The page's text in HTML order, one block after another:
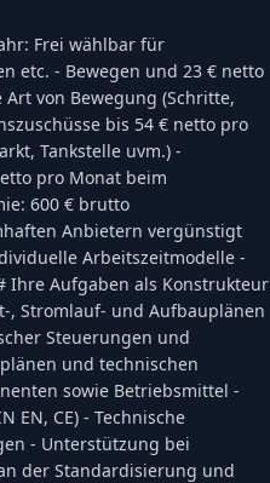
Frei wählbar für
etc. - Bewegen und 23 € netto
von Bewegung (Schritte,
bis 54 € netto pro
Tankstelle uvm.) -
pro Monat beim
600 € brutto
Anbietern vergünstigt
Arbeitszeitmodelle -
Ihre Aufgaben als Konstrukteur
, Stromlauf- und Aufbauplänen
Steuerungen und
und technischen
sowie Betriebsmittel -
EN, CE) - Technische
- Unterstützung bei
der Standardisierung und